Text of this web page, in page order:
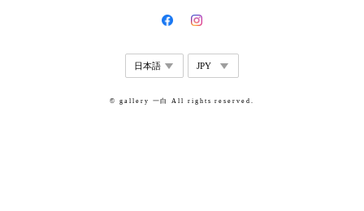
© gallery 一白 All rights reserved.